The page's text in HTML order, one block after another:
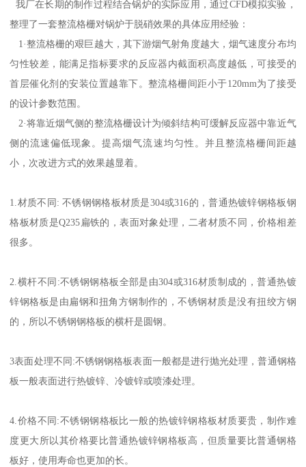
我厂在长期的制作过程结合锅炉的实际应用，通过CFD模拟实验，
整理了一套整流格栅对锅炉于脱硝效果的具体应用经验：
1·整流格栅的艰巨越大，其下游烟气射角度越大，烟气速度分布均
匀性较差，能满足指标要求的反应器内截面积高度越低，可接受的
首层催化剂的安装位置越靠下。整流格栅间距小于120mm为了接受
的设计参数范围。
2·将靠近烟气侧的整流格栅设计为倾斜结构可缓解反应器中靠近气
侧的流速偏低现象。提高烟气流速均匀性。并且整流格栅间距越
小，次改进方式的效果越显着。
1.材质不同: 不锈钢钢格板材质是304或316的，普通热镀锌钢格板钢
格板材质是Q235扁铁的，表面对象处理，二者材质不同，价格相差
很多。
2.横杆不同:不锈钢钢格板全部是由304或316材质制成的，普通热镀
锌钢格板是由扁钢和扭角方钢制作的，不锈钢材质是没有扭绞方钢
的，所以不锈钢钢格板的横杆是圆钢。
3表面处理不同:不锈钢钢格板表面一般都是进行抛光处理，普通钢格
板一般表面进行热镀锌、冷镀锌或喷漆处理。
4.价格不同:不锈钢钢格板比一般的热镀锌钢格板材质要贵，制作难
度更大所以其价格要比普通热镀锌钢格板高，但质量要比普通钢格
板好，使用寿命也更加的长。